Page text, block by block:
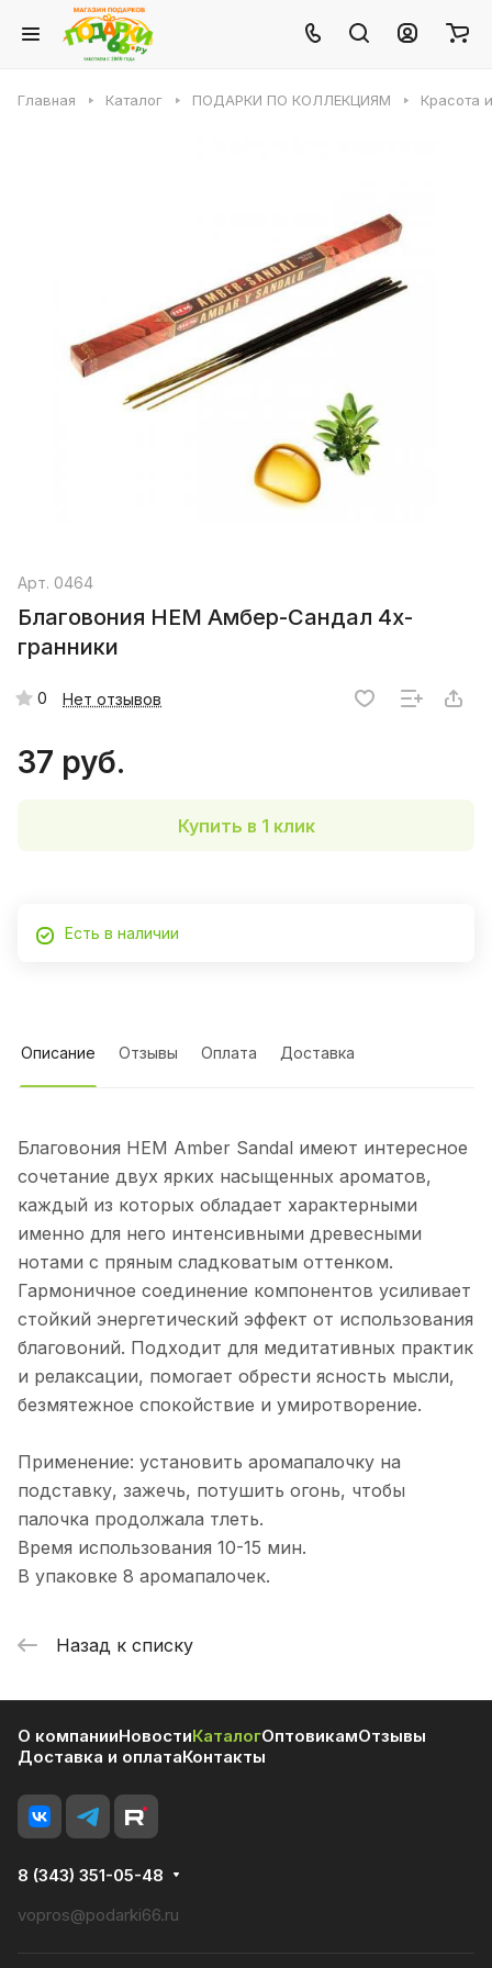
Главная Каталог ПОДАРКИ ПО КОЛЛЕКЦИЯМ Красота
Арт. 0464
Благовония HEM Амбер-Сандал 4х-
гранники
0 Нет отзывов
37 руб.
Купить в 1 клик
Есть в наличии
Описание Отзывы Оплата Доставка
Благовония HEM Amber Sandal имеют интересное
сочетание двух ярких насыщенных ароматов,
каждый из которых обладает характерными
именно для него интенсивными древесными
нотами с пряным сладковатым оттенком.
Гармоничное соединение компонентов усиливает
стойкий энергетический эффект от использования
благовоний. Подходит для медитативных практик
и релаксации, помогает обрести ясность мысли,
безмятежное спокойствие и умиротворение.
Применение: установить аромапалочку на
подставку, зажечь, потушить огонь, чтобы
палочка продолжала тлеть.
Время использования 10-15 мин.
В упаковке 8 аромапалочек.
Назад к списку
О компанииНовостиКаталогОптовикамОтзывы
Доставка и оплатаКонтакты
8 (343) 351-05-48
vopros@podarki66.ru